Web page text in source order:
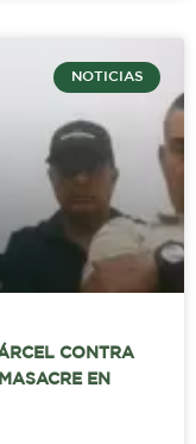
NOTICIAS
CONTRA
EN